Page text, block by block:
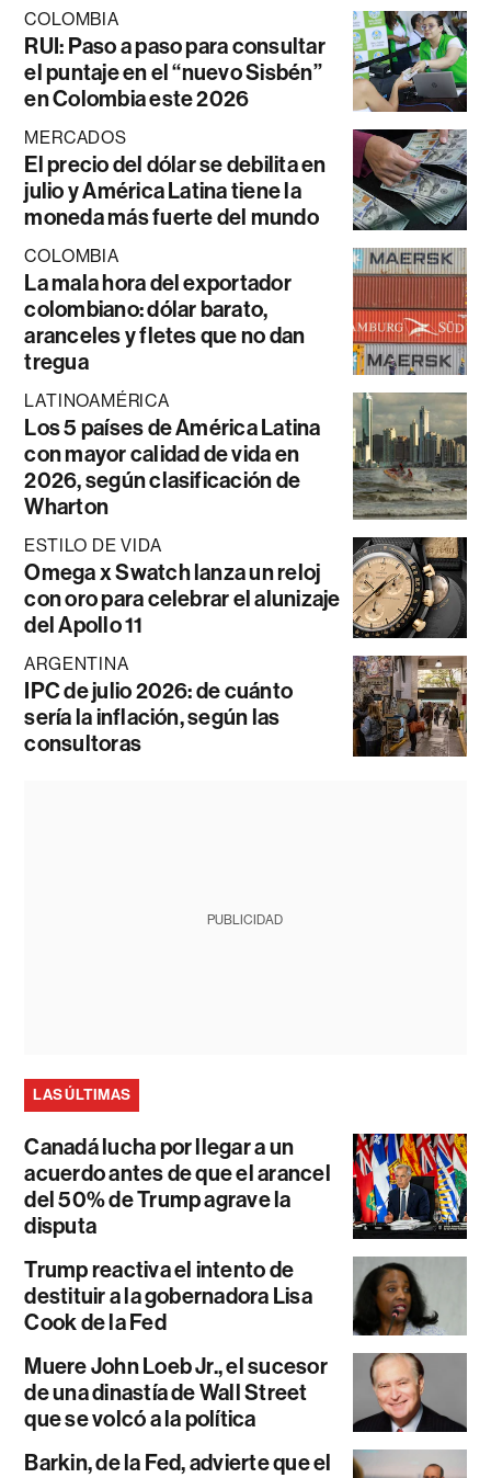
COLOMBIA
RUI: Paso a paso para consultar
el puntaje en el “nuevo Sisbén”
en Colombia este 2026
MERCADOS
El precio del dólar se debilita en
julio y América Latina tiene la
moneda más fuerte del mundo
COLOMBIA
La mala hora del exportador
colombiano: dólar barato,
aranceles y fletes que no dan
tregua
LATINOAMÉRICA
Los 5 países de América Latina
con mayor calidad de vida en
2026, según clasificación de
Wharton
ESTILO DE VIDA
Omega x Swatch lanza un reloj
con oro para celebrar el alunizaje
del Apollo 11
ARGENTINA
IPC de julio 2026: de cuánto
sería la inflación, según las
consultoras
PUBLICIDAD
LAS ÚLTIMAS
Canadá lucha por llegar a un
acuerdo antes de que el arancel
del 50% de Trump agrave la
disputa
Trump reactiva el intento de
destituir a la gobernadora Lisa
Cook de la Fed
Muere John Loeb Jr., el sucesor
de una dinastía de Wall Street
que se volcó a la política
Barkin, de la Fed, advierte que el